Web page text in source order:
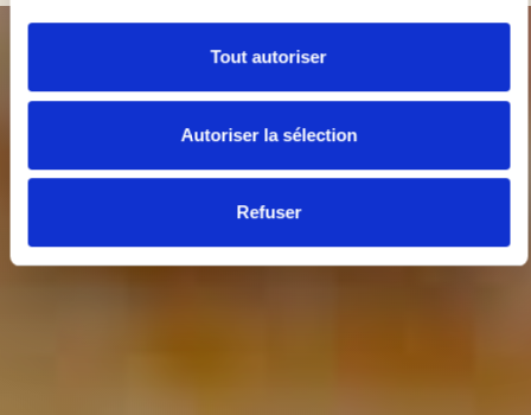
Tout autoriser
Autoriser la sélection
Refuser